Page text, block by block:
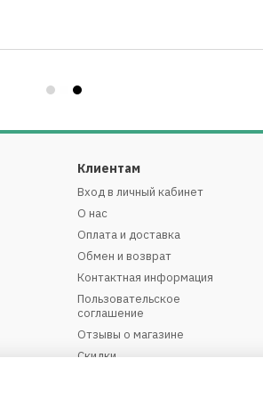
Клиентам
Вход в личный кабинет
О нас
Оплата и доставка
Обмен и возврат
Контактная информация
Пользовательское
соглашение
Отзывы о магазине
Скидки